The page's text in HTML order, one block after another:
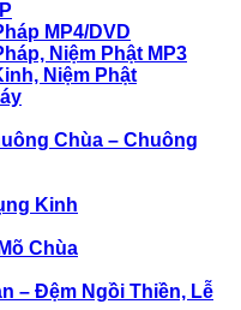
MP4/DVD
Niệm Phật MP3
Niệm Phật
Chùa – Chuông
Kinh
Chùa
– Đệm Ngồi Thiền, Lễ